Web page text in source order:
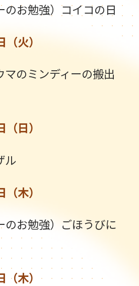
のお勉強）コイコの日
火）
のミンディーの搬出
日）
ル
木）
のお勉強）ごほうびに
木）